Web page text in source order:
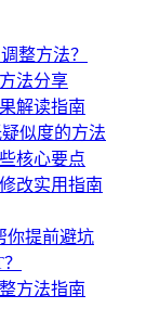
整方法？
法分享
解读指南
似度的方法
核心要点
改实用指南
你提前避坑
方法指南